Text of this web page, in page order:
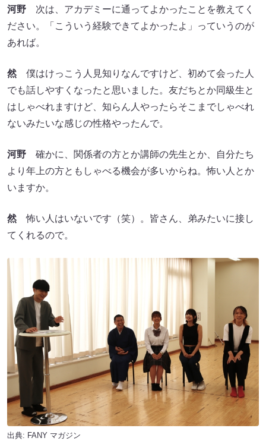
河野 次は、アカデミーに通ってよかったことを教えてく
ださい。「こういう経験できてよかったよ」っていうのが
あれば。
然 僕はけっこう人見知りなんですけど、初めて会った人
でも話しやすくなったと思いました。友だちとか同級生と
はしゃべれますけど、知らん人やったらそこまでしゃべれ
ないみたいな感じの性格やったんで。
河野 確かに、関係者の方とか講師の先生とか、自分たち
より年上の方ともしゃべる機会が多いからね。怖い人とか
いますか。
然 怖い人はいないです（笑）。皆さん、弟みたいに接し
てくれるので。
出典: FANY マガジン